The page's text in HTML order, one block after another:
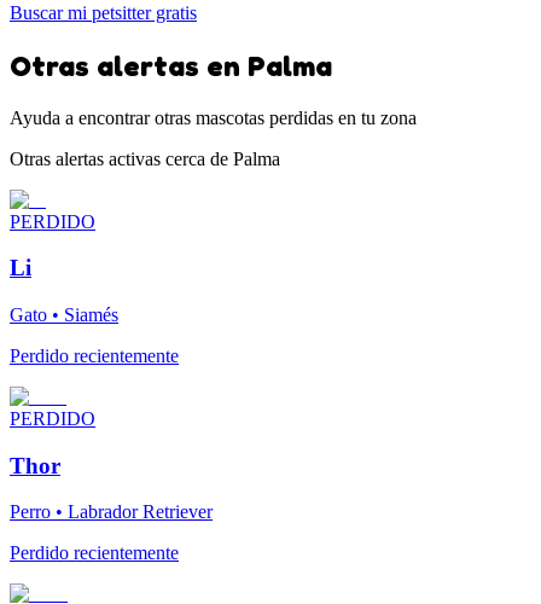
Buscar mi petsitter gratis
Otras alertas en Palma
Ayuda a encontrar otras mascotas perdidas en tu zona
Otras alertas activas cerca de Palma
PERDIDO
Li
Gato • Siamés
Perdido recientemente
PERDIDO
Thor
Perro • Labrador Retriever
Perdido recientemente